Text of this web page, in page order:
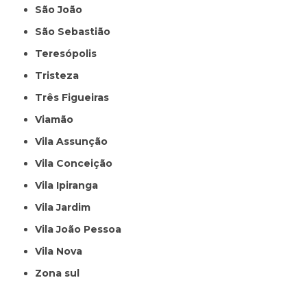
São João
São Sebastião
Teresópolis
Tristeza
Três Figueiras
Viamão
Vila Assunção
Vila Conceição
Vila Ipiranga
Vila Jardim
Vila João Pessoa
Vila Nova
Zona sul